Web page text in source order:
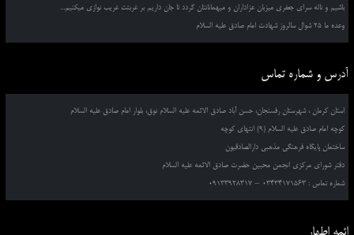
باشیم و ناله سرای جعفری میزبان عزاداران و میهمانانتان گردد تا جان داریم بر غربتت غریب نوازی میکنیم...
وعده ما 25 شوال سالروز شهادت امام صادق علیه السلام
آدرس و شماره تماس
استان کرمان ، شهرستان رفسنجان، حسن آباد صادق الائمه علیه السلام نوق، بلوار امام صادق علیه السلام
کوچه امام صادق علیه السلام (9) انتهای کوچه
ساختمان پایگاه فرهنگی مذهبی دارالصادقیون
دفتر شورای مرکزی انجمن محبین حضرت صادق الائمه علیه السلام
شماره تماس : 03434171563 – 09133928317